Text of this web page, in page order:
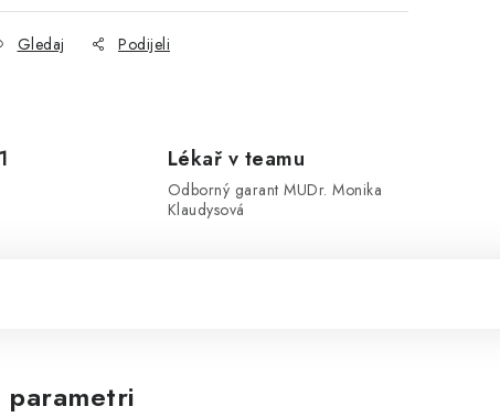
Gledaj Podijeli
Lékař v teamu
Odborný garant MUDr. Monika
Klaudysová
parametri